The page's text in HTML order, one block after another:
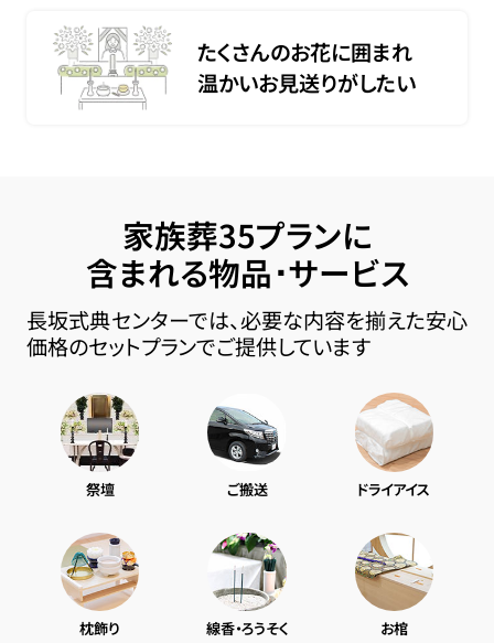
たくさんのお花に囲まれ
温かいお見送りがしたい
家族葬35プランに
含まれる物品･サービス
長坂式典センターでは、必要な内容を揃えた安心
価格のセットプランでご提供しています
祭壇 ご搬送 ドライアイス
枕飾り 線香・ろうそく お棺